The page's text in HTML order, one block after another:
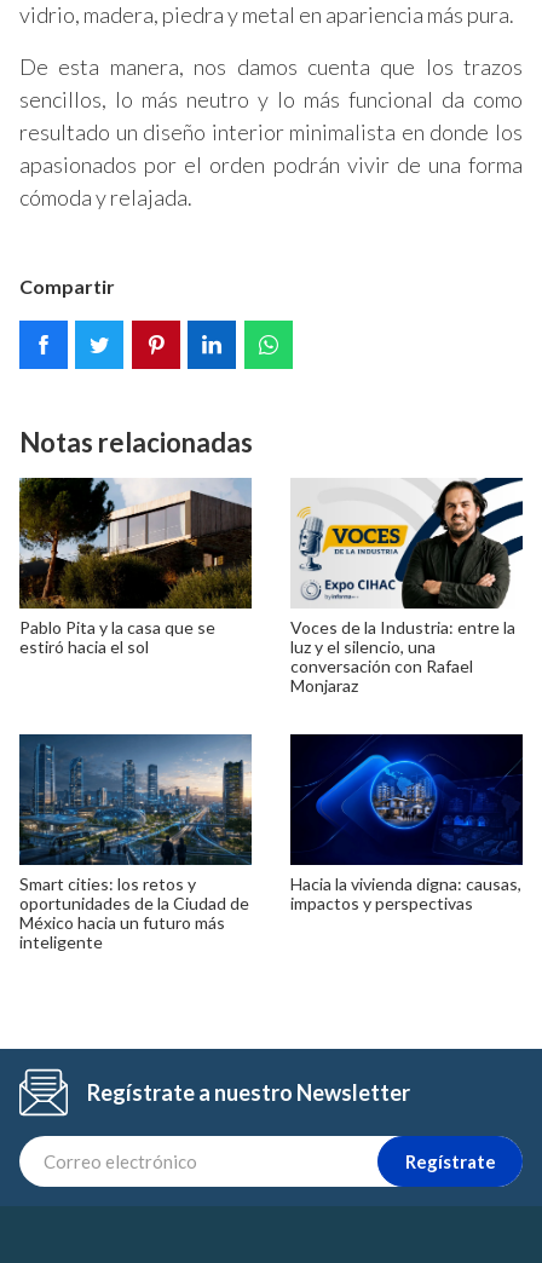
vidrio, madera, piedra y metal en apariencia más pura.
De esta manera, nos damos cuenta que los trazos
sencillos, lo más neutro y lo más funcional da como
resultado un diseño interior minimalista en donde los
apasionados por el orden podrán vivir de una forma
cómoda y relajada.
Compartir
Notas relacionadas
Pablo Pita y la casa que se
estiró hacia el sol
Voces de la Industria: entre la
luz y el silencio, una
conversación con Rafael
Monjaraz
Smart cities: los retos y
oportunidades de la Ciudad de
México hacia un futuro más
inteligente
Hacia la vivienda digna: causas,
impactos y perspectivas
Regístrate a nuestro Newsletter
Regístrate